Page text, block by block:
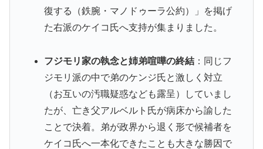
復する（鉄腕・マノドゥーラ公約）」を掲げ
た右派のケイコ氏へ支持が集まりました。
フジモリ家の執念と姉弟喧嘩の終結：同じフ
ジモリ派の中で弟のケンジ氏と激しく対立
（お互いの汚職疑惑なども露呈）していまし
たが、亡き父アルベルト氏が病床から諭した
ことで決着。弟が政界から退く形で候補者を
ケイコ氏へ一本化できたことも大きな勝因で